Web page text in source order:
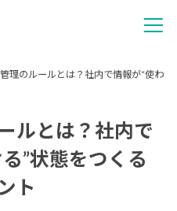
理のルールとは？社内で情報が“使わ
ルとは？社内で
”状態をつくる
ト